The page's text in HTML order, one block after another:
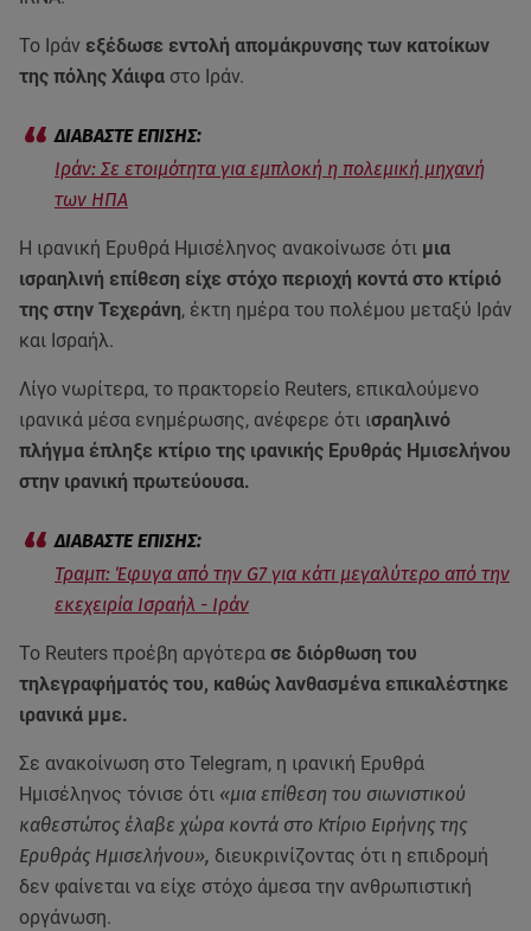
Το Ιράν εξέδωσε εντολή απομάκρυνσης των κατοίκων
της πόλης Χάιφα στο Ιράν.
Ιράν: Σε ετοιμότητα για εμπλοκή η πολεμική μηχανή
των ΗΠΑ
Η ιρανική Ερυθρά Ημισέληνος ανακοίνωσε ότι μια
ισραηλινή επίθεση είχε στόχο περιοχή κοντά στο κτίριό
της στην Τεχεράνη, έκτη ημέρα του πολέμου μεταξύ Ιράν
και Ισραήλ.
Λίγο νωρίτερα, το πρακτορείο Reuters, επικαλούμενο
ιρανικά μέσα ενημέρωσης, ανέφερε ότι ισραηλινό
πλήγμα έπληξε κτίριο της ιρανικής Ερυθράς Ημισελήνου
στην ιρανική πρωτεύουσα.
Τραμπ: Έφυγα από την G7 για κάτι μεγαλύτερο από την
εκεχειρία Ισραήλ - Ιράν
Το Reuters προέβη αργότερα σε διόρθωση του
τηλεγραφήματός του, καθώς λανθασμένα επικαλέστηκε
ιρανικά μμε.
Σε ανακοίνωση στο Telegram, η ιρανική Ερυθρά
Ημισέληνος τόνισε ότι «μια επίθεση του σιωνιστικού
καθεστώτος έλαβε χώρα κοντά στο Κτίριο Ειρήνης της
Ερυθράς Ημισελήνου», διευκρινίζοντας ότι η επιδρομή
δεν φαίνεται να είχε στόχο άμεσα την ανθρωπιστική
οργάνωση.